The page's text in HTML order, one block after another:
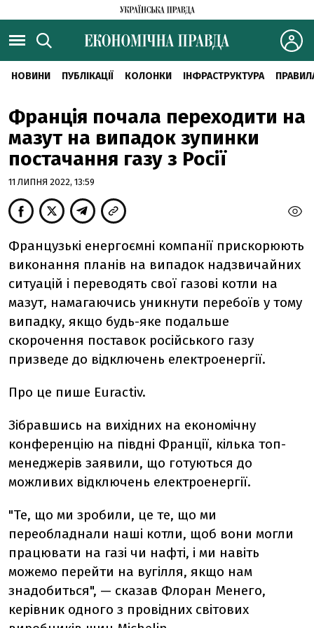
НОВИНИ ПУБЛІКАЦІЇ КОЛОНКИ ІНФРАСТРУКТУРА
Франція почала переходити на
мазут на випадок зупинки
постачання газу з Росії
11 ЛИПНЯ 2022, 13:59
Французькі енергоємні компанії прискорюють
виконання планів на випадок надзвичайних
ситуацій і переводять свої газові котли на
мазут, намагаючись уникнути перебоїв у тому
випадку, якщо будь-яке подальше
скорочення поставок російського газу
призведе до відключень електроенергії.
Про це пише Euractiv.
Зібравшись на вихідних на економічну
конференцію на півдні Франції, кілька топ-
менеджерів заявили, що готуються до
можливих відключень електроенергії.
"Те, що ми зробили, це те, що ми
переобладнали наші котли, щоб вони могли
працювати на газі чи нафті, і ми навіть
можемо перейти на вугілля, якщо нам
знадобиться", — сказав Флоран Менего,
керівник одного з провідних світових